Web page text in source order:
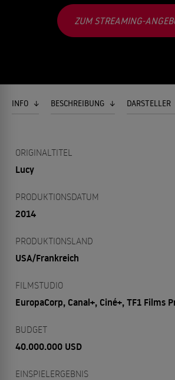
ZUM STREAMING-
INFO BESCHREIBUNG DARSTELLER
ORIGINALTITEL
Lucy
PRODUKTIONSDATUM
2014
PRODUKTIONSLAND
USA/Frankreich
FILMSTUDIO
EuropaCorp, Canal+, Ciné+, TF1 Films
BUDGET
40.000.000 USD
EINSPIELERGEBNIS